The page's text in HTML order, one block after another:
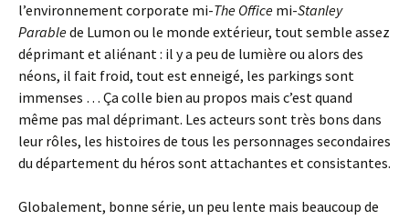
l’environnement corporate mi-The Office mi-Stanley
Parablede Lumon ou le monde extérieur, tout semble assez
déprimant et aliénant : il y a peu de lumière ou alors des
néons, il fait froid, tout est enneigé, les parkings sont
immenses … Ça colle bien au propos mais c’est quand
même pas mal déprimant. Les acteurs sont très bons dans
leur rôles, les histoires de tous les personnages secondaires
du département du héros sont attachantes et consistantes.
Globalement, bonne série, un peu lente mais beaucoup de